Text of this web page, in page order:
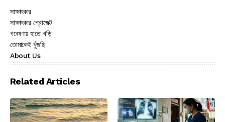
সাক্ষাৎকার
সাক্ষাৎকার প্রোজেক্ট
গবেষণায় হাতে খড়ি
তোমাকেই খুঁজছি
About Us
Related Articles